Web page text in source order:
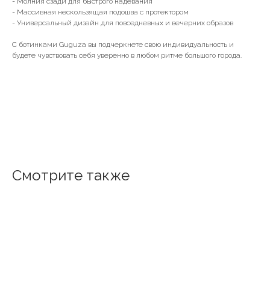
- Массивная нескользящая подошва с протектором
- Универсальный дизайн для повседневных и вечерних образов
С ботинками Guguza вы подчеркнете свою индивидуальность и
будете чувствовать себя уверенно в любом ритме большого города.
Смотрите также